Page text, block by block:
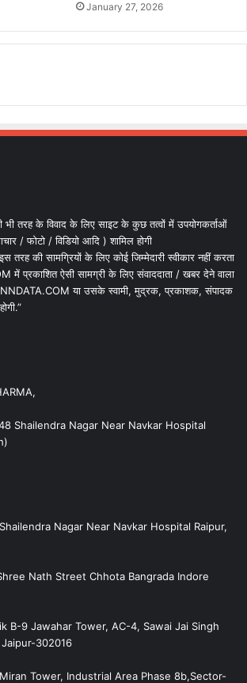
January 27, 2026
भी तरह के विवाद के लिए साइट के कुछ तत्वों में उपयोगकर्ताओं
/ फोटो / विडियो आदि ) शामिल होगी
की सामग्रियों के लिए कोई जिम्मेदारी स्वीकार नहीं करता
प्रकाशित ऐसी सामग्री के लिए संवाददाता / खबर देने वाला
या उसके स्वामी, मुद्रक, प्रकाशक, संपादक
Shailendra Nagar Near Navkar Hospital
Nagar Near Navkar Hospital Raipur,
Nath Street Chhota Bangrada Indore
B-9 Jawahar Tower, AC-4, Sawai Jai Singh
302016
Tower, Industrial Area Phase 8b,Sector-